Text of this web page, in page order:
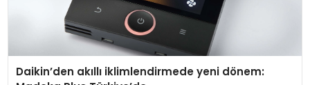
Daikin’den akıllı iklimlendirmede yeni dönem: